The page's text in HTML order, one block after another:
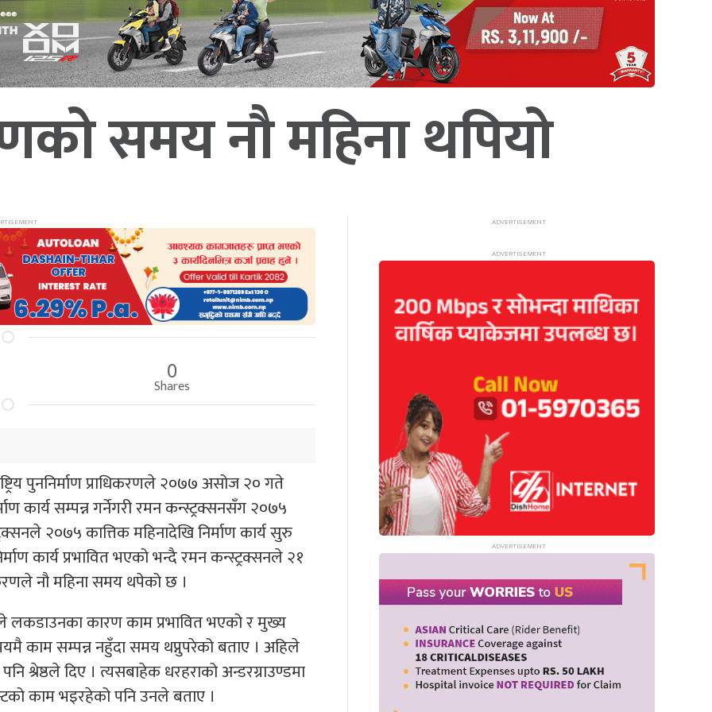
समय नौ महिना थपियो
0
Shares
पुननिर्माण प्राधिकरणले २०७७ असोज २० गते
कार्य सम्पन्न गर्नेगरी रमन कन्स्ट्रक्सनसँग २०७५
२०७५ कात्तिक महिनादेखि निर्माण कार्य सुरु
कार्य प्रभावित भएको भन्दै रमन कन्स्ट्रक्सनले २१
नौ महिना समय थपेको छ ।
लकडाउनका कारण काम प्रभावित भएको र मुख्य
काम सम्पन्न नहुँदा समय थप्नुपरेको बताए । अहिले
श्रेष्ठले दिए । त्यसबाहेक धरहराको अन्डरग्राउण्डमा
काम भइरहेको पनि उनले बताए ।